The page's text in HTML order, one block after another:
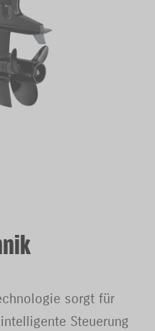
sorgt für
Steuerung